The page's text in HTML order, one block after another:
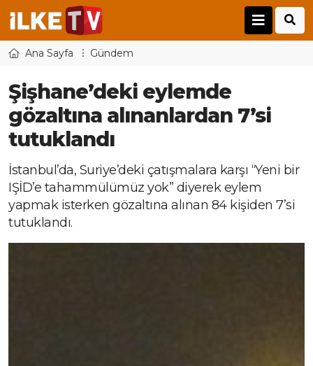
Ana Sayfa Gündem
Şişhane’deki eylemde
gözaltına alınanlardan 7’si
tutuklandı
İstanbul’da, Suriye’deki çatışmalara karşı “Yeni bir
IŞİD’e tahammülümüz yok” diyerek eylem
yapmak isterken gözaltına alınan 84 kişiden 7’si
tutuklandı.